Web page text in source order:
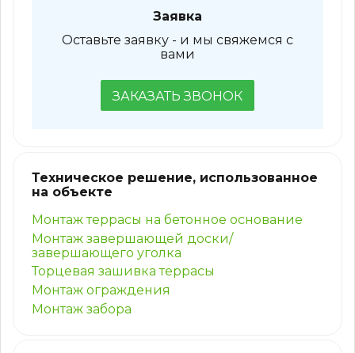
Заявка
Оставьте заявку - и мы свяжемся с
вами
ЗАКАЗАТЬ ЗВОНОК
Техническое решение, использованное
на объекте
Монтаж террасы на бетонное основание
Монтаж завершающей доски/
завершающего уголка
Торцевая зашивка террасы
Монтаж ограждения
Монтаж забора